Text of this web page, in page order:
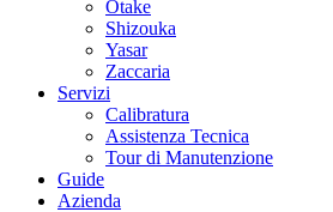
Otake
Shizouka
Yasar
Zaccaria
Servizi
Calibratura
Assistenza Tecnica
Tour di Manutenzione
Guide
Azienda